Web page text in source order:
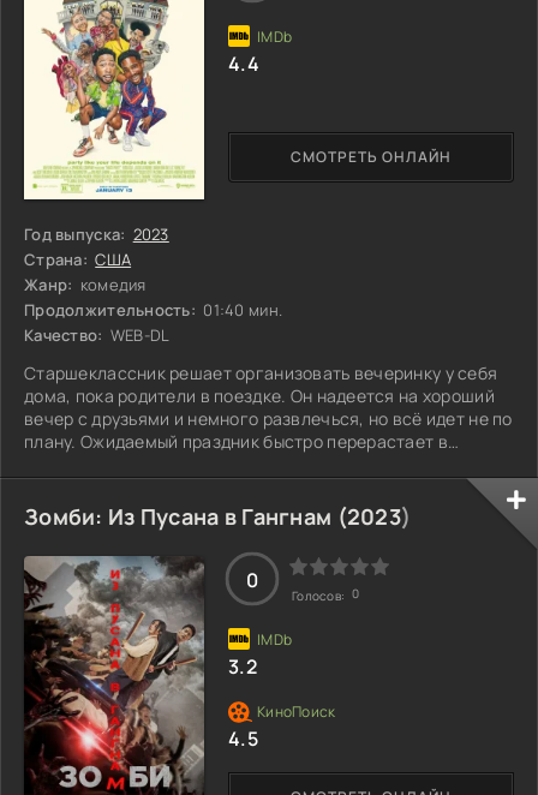
Год выпуска: 2023
Страна: США
Жанр: комедия
Продолжительность: 01:40 мин.
Качество: WEB-DL
Старшеклассник решает организовать вечеринку у себя
дома, пока родители в поездке. Он надеется на хороший
вечер с друзьями и немного развлечься, но всё идет не по
плану. Ожидаемый праздник быстро перерастает в
и хаос, который грозит разрушить не только вечер, но и
репутацию. В попытках усмирить ситуацию и спасти свои
планы, парень сталкивается с различными проблемами,
от непредвиденных посетителей до старых знакомых,
которые только способны
СМОТРЕТЬ ОНЛАЙН
4.4
Зомби: Из Пусана в Гангнам (2023)
0
Голосов: 0
3.2
4.5